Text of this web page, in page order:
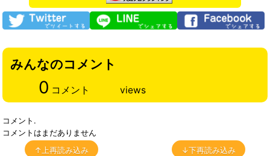
みんなのコメント
0 コメント views
コメント.
コメントはまだありません
↑上再読み込み
↓下再読み込み